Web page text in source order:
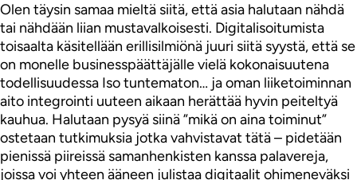
Olen täysin samaa mieltä siitä, että asia halutaan nähdä
tai nähdään liian mustavalkoisesti. Digitalisoitumista
toisaalta käsitellään erillisilmiönä juuri siitä syystä, että se
on monelle businesspäättäjälle vielä kokonaisuutena
todellisuudessa Iso tuntematon… ja oman liiketoiminnan
aito integrointi uuteen aikaan herättää hyvin peiteltyä
kauhua. Halutaan pysyä siinä ”mikä on aina toiminut”
ostetaan tutkimuksia jotka vahvistavat tätä – pidetään
pienissä piireissä samanhenkisten kanssa palavereja,
joissa voi yhteen ääneen julistaa digitaalit ohimeneväksi